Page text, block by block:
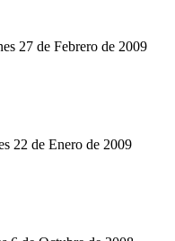
27 de Febrero de 2009
22 de Enero de 2009